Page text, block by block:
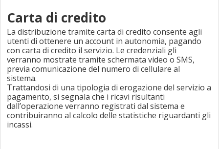
Carta di credito
La distribuzione tramite carta di credito consente agli
utenti di ottenere un account in autonomia, pagando
con carta di credito il servizio. Le credenziali gli
verranno mostrate tramite schermata video o SMS,
previa comunicazione del numero di cellulare al
sistema.
Trattandosi di una tipologia di erogazione del servizio a
pagamento, si segnala che i ricavi risultanti
dall’operazione verranno registrati dal sistema e
contribuiranno al calcolo delle statistiche riguardanti gli
incassi.